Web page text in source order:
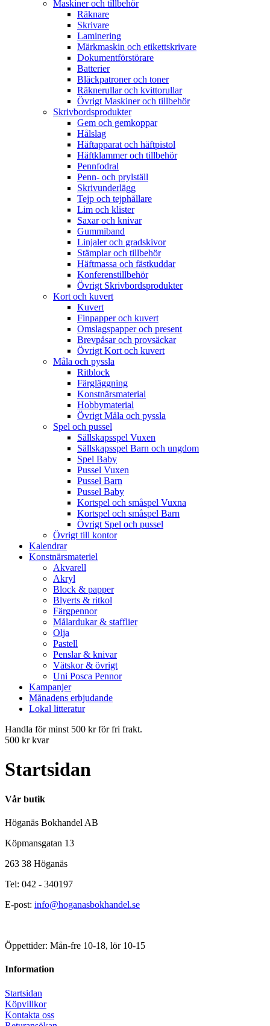
Maskiner och tillbehör
Räknare
Skrivare
Laminering
Märkmaskin och etikettskrivare
Dokumentförstörare
Batterier
Bläckpatroner och toner
Räknerullar och kvittorullar
Övrigt Maskiner och tillbehör
Skrivbordsprodukter
Gem och gemkoppar
Hålslag
Häftapparat och häftpistol
Häftklammer och tillbehör
Pennfodral
Penn- och prylställ
Skrivunderlägg
Tejp och tejphållare
Lim och klister
Saxar och knivar
Gummiband
Linjaler och gradskivor
Stämplar och tillbehör
Häftmassa och fästkuddar
Konferenstillbehör
Övrigt Skrivbordsprodukter
Kort och kuvert
Kuvert
Finpapper och kuvert
Omslagspapper och present
Brevpåsar och provsäckar
Övrigt Kort och kuvert
Måla och pyssla
Ritblock
Färgläggning
Konstnärsmaterial
Hobbymaterial
Övrigt Måla och pyssla
Spel och pussel
Sällskapsspel Vuxen
Sällskapsspel Barn och ungdom
Spel Baby
Pussel Vuxen
Pussel Barn
Pussel Baby
Kortspel och småspel Vuxna
Kortspel och småspel Barn
Övrigt Spel och pussel
Övrigt till kontor
Kalendrar
Konstnärsmateriel
Akvarell
Akryl
Block & papper
Blyerts & ritkol
Färgpennor
Målardukar & stafflier
Olja
Pastell
Penslar & knivar
Vätskor & övrigt
Uni Posca Pennor
Kampanjer
Månadens erbjudande
Lokal litteratur
Handla för minst 500 kr för fri frakt.
500 kr kvar
Startsidan
Vår butik
Höganäs Bokhandel AB
Köpmansgatan 13
263 38 Höganäs
Tel: 042 - 340197
E-post: info@hoganasbokhandel.se
Öppettider: Mån-fre 10-18, lör 10-15
Information
Startsidan
Köpvillkor
Kontakta oss